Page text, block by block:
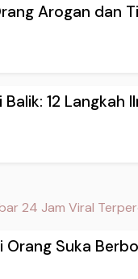
Arogan dan
12 Langkah
24 Jam Viral
Orang Suka